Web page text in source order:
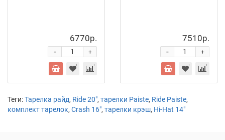
6770р.
+
-
7510р.
+
-
Теги:Тарелка райд, Ride 20", тарелки Paiste, Ride Paiste,
комплект тарелок, Crash 16", тарелки крэш, Hi-Hat 14"